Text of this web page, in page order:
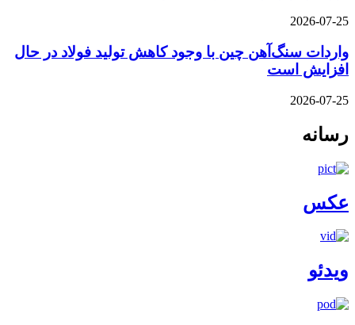
2026-07-25
واردات سنگ‌آهن چین با وجود کاهش تولید فولاد در حال
افزایش است
2026-07-25
رسانه
عکس
ویدئو